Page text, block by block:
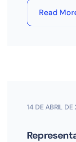
Read
14 DE ABRIL DE